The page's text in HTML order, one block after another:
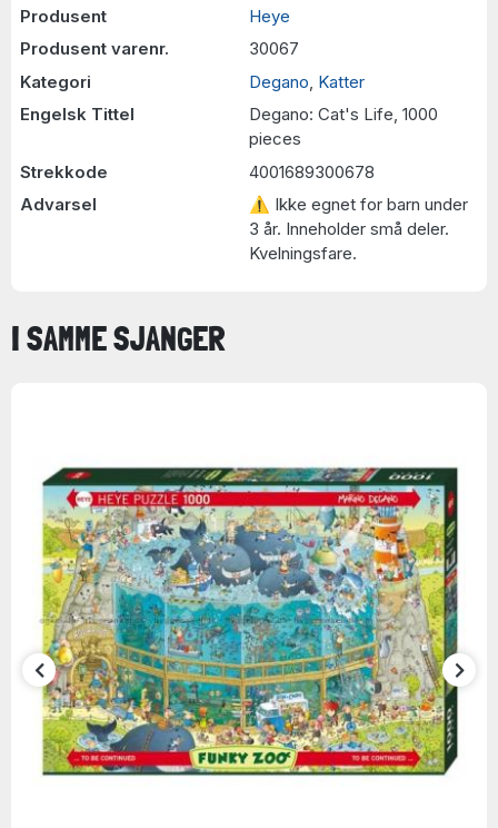
Produsent
Heye
Produsent varenr.
30067
Kategori
Degano Katter
Engelsk Tittel
Degano: Cat's Life, 1000
pieces
Strekkode
4001689300678
Advarsel
⚠ Ikke egnet for barn under
3 år. Inneholder små deler.
Kvelningsfare.
I SAMME SJANGER